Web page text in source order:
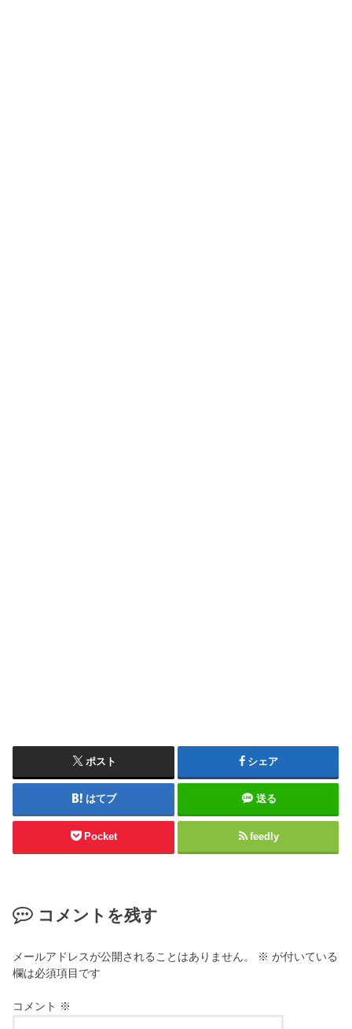
ポスト シェア
はてブ 送る
Pocket feedly
コメントを残す
メールアドレスが公開されることはありません。 ※ が付いている
欄は必須項目です
コメント ※